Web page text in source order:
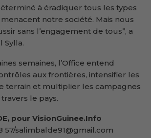
déterminé à éradiquer tous les types
notre société. Mais nous
sans l’engagement de tous’’, a
Sylla.
semaines, l’Office entend
aux frontières, intensifier les
terrain et multiplier les campagnes
le pays.
pour VisionGuinee.Info
57/salimbalde91@gmail.com